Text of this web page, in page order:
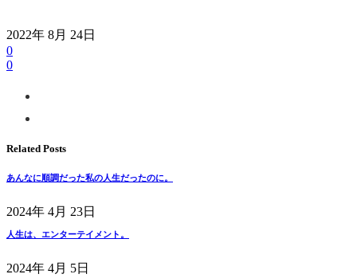
2022年 8月 24日
0
0
Related Posts
あんなに順調だった私の人生だったのに。
2024年 4月 23日
人生は、エンターテイメント。
2024年 4月 5日